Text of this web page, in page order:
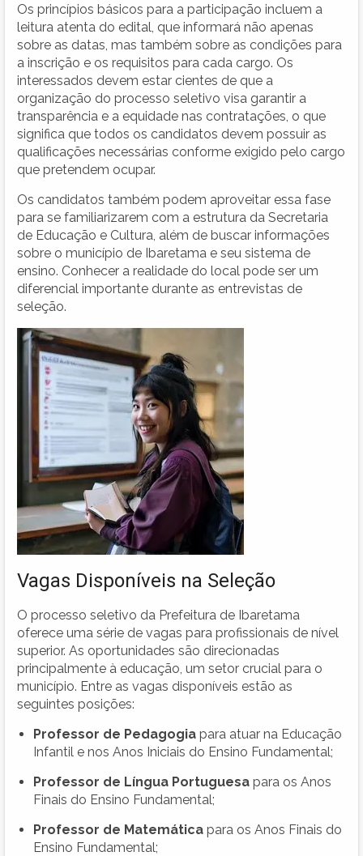
Os princípios básicos para a participação incluem a
leitura atenta do edital, que informará não apenas
sobre as datas, mas também sobre as condições para
a inscrição e os requisitos para cada cargo. Os
interessados devem estar cientes de que a
organização do processo seletivo visa garantir a
transparência e a equidade nas contratações, o que
significa que todos os candidatos devem possuir as
qualificações necessárias conforme exigido pelo cargo
que pretendem ocupar.
Os candidatos também podem aproveitar essa fase
para se familiarizarem com a estrutura da Secretaria
de Educação e Cultura, além de buscar informações
sobre o município de Ibaretama e seu sistema de
ensino. Conhecer a realidade do local pode ser um
diferencial importante durante as entrevistas de
seleção.
Vagas Disponíveis na Seleção
O processo seletivo da Prefeitura de Ibaretama
oferece uma série de vagas para profissionais de nível
superior. As oportunidades são direcionadas
principalmente à educação, um setor crucial para o
município. Entre as vagas disponíveis estão as
seguintes posições:
Professor de Pedagogia para atuar na Educação
Infantil e nos Anos Iniciais do Ensino Fundamental;
Professor de Língua Portuguesa para os Anos
Finais do Ensino Fundamental;
Professor de Matemática para os Anos Finais do
Ensino Fundamental;